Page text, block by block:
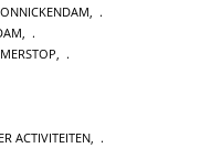
,
,
ACTIVITEITEN,